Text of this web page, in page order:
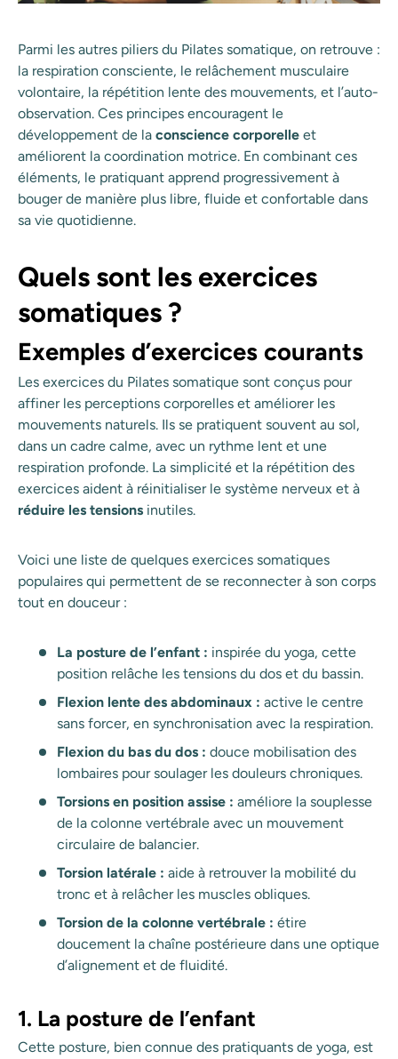
Parmi les autres piliers du Pilates somatique, on retrouve :
la respiration consciente, le relâchement musculaire
volontaire, la répétition lente des mouvements, et l’auto-
observation. Ces principes encouragent le
développement de la conscience corporelle et
améliorent la coordination motrice. En combinant ces
éléments, le pratiquant apprend progressivement à
bouger de manière plus libre, fluide et confortable dans
sa vie quotidienne.
Quels sont les exercices
somatiques ?
Exemples d’exercices courants
Les exercices du Pilates somatique sont conçus pour
affiner les perceptions corporelles et améliorer les
mouvements naturels. Ils se pratiquent souvent au sol,
dans un cadre calme, avec un rythme lent et une
respiration profonde. La simplicité et la répétition des
exercices aident à réinitialiser le système nerveux et à
réduire les tensions inutiles.
Voici une liste de quelques exercices somatiques
populaires qui permettent de se reconnecter à son corps
tout en douceur :
La posture de l’enfant : inspirée du yoga, cette
position relâche les tensions du dos et du bassin.
Flexion lente des abdominaux : active le centre
sans forcer, en synchronisation avec la respiration.
Flexion du bas du dos : douce mobilisation des
lombaires pour soulager les douleurs chroniques.
Torsions en position assise : améliore la souplesse
de la colonne vertébrale avec un mouvement
circulaire de balancier.
Torsion latérale : aide à retrouver la mobilité du
tronc et à relâcher les muscles obliques.
Torsion de la colonne vertébrale : étire
doucement la chaîne postérieure dans une optique
d’alignement et de fluidité.
1. La posture de l’enfant
Cette posture, bien connue des pratiquants de yoga, est